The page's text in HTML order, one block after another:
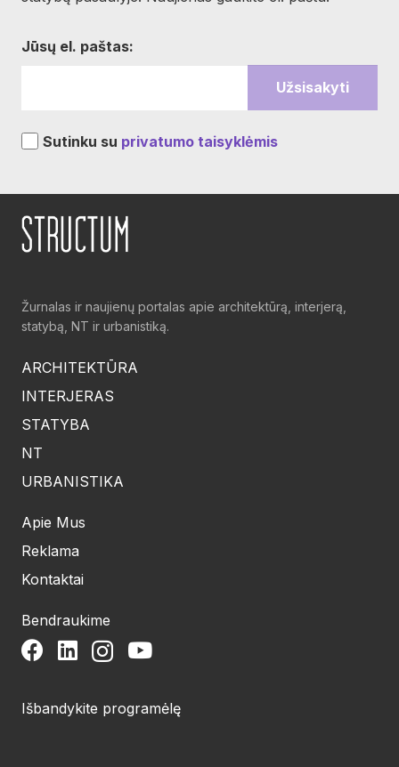
Jūsų el. paštas:
Sutinku su privatumo taisyklėmis
Žurnalas ir naujienų portalas apie architektūrą, interjerą,
statybą, NT ir urbanistiką.
ARCHITEKTŪRA
INTERJERAS
STATYBA
NT
URBANISTIKA
Apie Mus
Reklama
Kontaktai
Bendraukime
Išbandykite programėlę